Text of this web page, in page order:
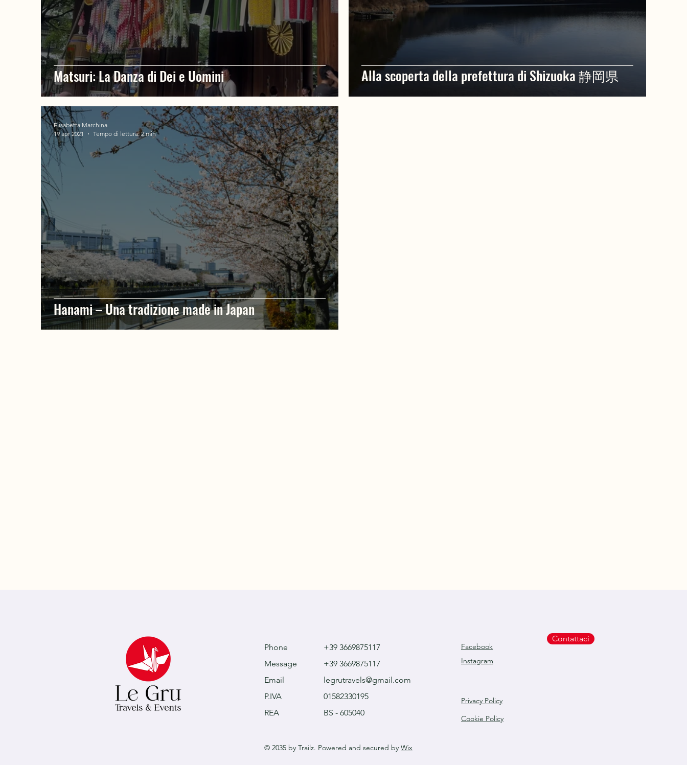
Matsuri: La Danza di Dei e Uomini Alla scoperta della prefettura di Shizuoka 静岡県
Hanami – Una tradizione made in Japan
Elisabetta Marchina
19 apr 2021
Tempo di lettura: 2 min
Phone
Message
Email
P.IVA
REA
+39 3669875117
+39 3669875117
legrutravels@gmail.com
01582330195
BS - 605040
Facebook
Instagram
Contattaci
Privacy Policy
Cookie Policy
© 2035 by Trailz. Powered and secured by Wix